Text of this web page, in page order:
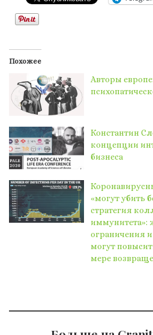
Похожее
Авторы
Константин
концепции
бизнеса
«могут убить
стратегия
иммунитета»:
ограничения
могут
мере